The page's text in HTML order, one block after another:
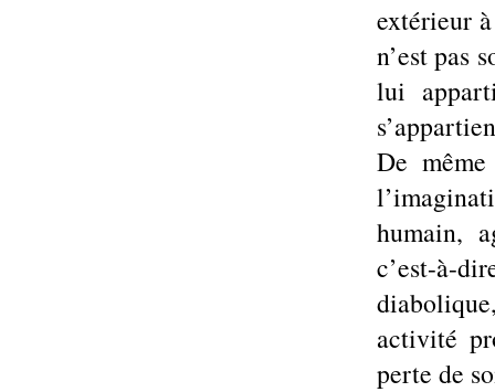
extérieur
n’est pas
lui
De
humain,
c’est-à-
activité
perte de